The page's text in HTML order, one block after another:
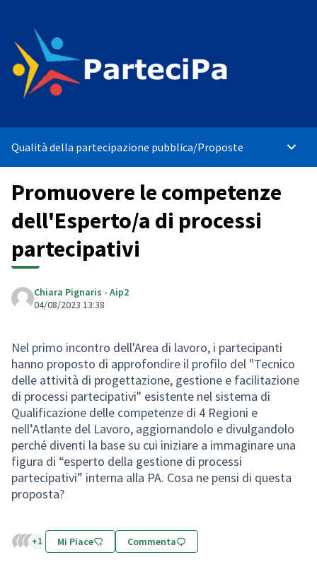
Qualità della partecipazione pubblica/Proposte
Promuovere le competenze
dell'Esperto/a di processi
partecipativi
Chiara Pignaris - Aip2
04/08/2023 13:38
Nel primo incontro dell'Area di lavoro, i partecipanti
hanno proposto di approfondire il profilo del "Tecnico
delle attività di progettazione, gestione e facilitazione
di processi partecipativi" esistente nel sistema di
Qualificazione delle competenze di 4 Regioni e
nell’Atlante del Lavoro, aggiornandolo e divulgandolo
perché diventi la base su cui iniziare a immaginare una
figura di “esperto della gestione di processi
partecipativi” interna alla PA. Cosa ne pensi di questa
proposta?
+1 Mi Piace Commenta